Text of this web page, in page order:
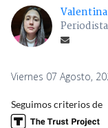
Viernes 07 Agosto,
Seguimos criterios de